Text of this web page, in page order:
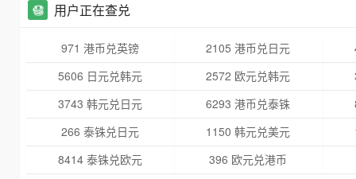
用户正在查兑
971 港币兑英镑 2105 港币兑日元
5606 日元兑韩元
2572 欧元兑韩元
3743 韩元兑日元
6293 港币兑泰铢
266 泰铢兑日元
1150 韩元兑美元
8414 泰铢兑欧元
396 欧元兑港币